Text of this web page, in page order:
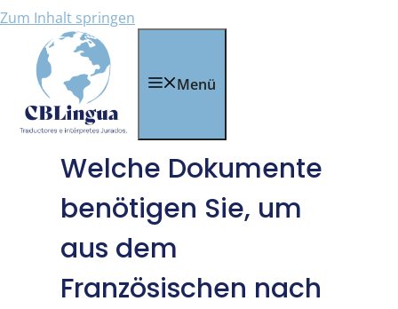
Zum Inhalt springen
Menü
Welche Dokumente
benötigen Sie, um
aus dem
Französischen nach